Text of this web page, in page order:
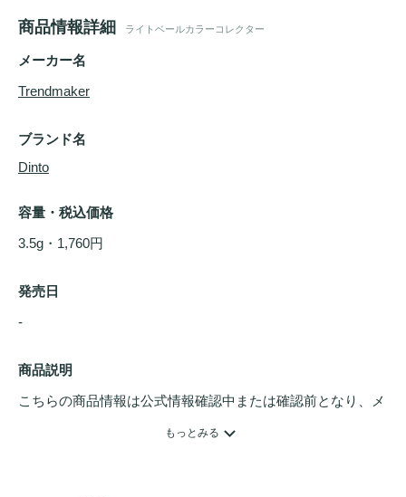
商品情報詳細 ライトベールカラーコレクター
メーカー名
Trendmaker
ブランド名
Dinto
容量・税込価格
3.5g・1,760円
発売日
-
商品説明
こちらの商品情報は公式情報確認中または確認前となり、メ
もっとみる